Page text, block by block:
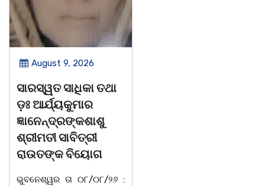
August 9, 2026
ସାରସ୍ୱତ ସାଧିକା ତଥା
ଡ଼ଃ ଆର୍ଯ୍ୟକୁମାର
ଜ୍ଞାନେନ୍ଦ୍ରଙ୍କଶାଶୁ
ଶ୍ରୀମତୀ ସାବିତ୍ରୀ
ରାଉତଙ୍କ ବିୟୋଗ
ଭୁବନେଶ୍ୱର ତା ୦୮/୦୮/୨୬ :